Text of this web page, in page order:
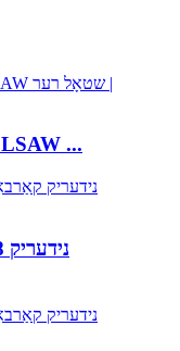
ASTM A252 גראַד 1/2/3 LSAW ...